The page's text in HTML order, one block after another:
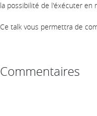
la possibilité de l'éxécuter en
Ce talk vous permettra de
Commentaires